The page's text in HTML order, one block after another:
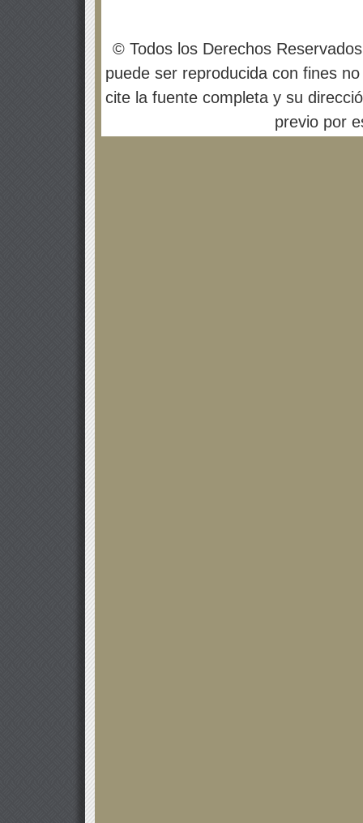
© Todos los Derechos
puede ser reproducida con fines
cite la fuente completa y su
previo por